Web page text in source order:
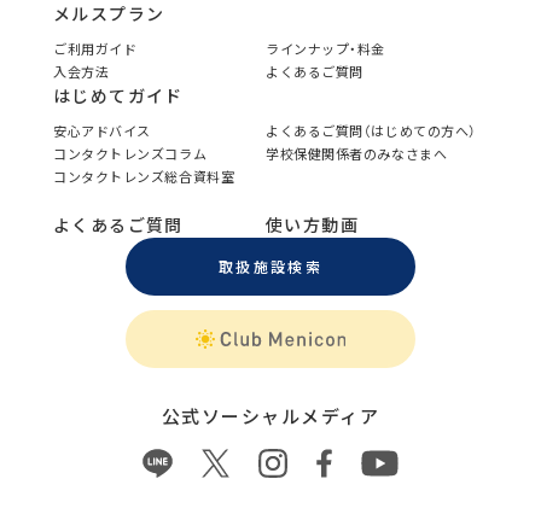
メルスプラン
ご利用ガイド
ラインナップ・料金
入会方法
よくあるご質問
はじめてガイド
安心アドバイス
よくあるご質問（はじめての方へ）
コンタクトレンズコラム
学校保健関係者のみなさまへ
コンタクトレンズ総合資料室
よくあるご質問 使い方動画
取扱施設検索
公式ソーシャルメディア